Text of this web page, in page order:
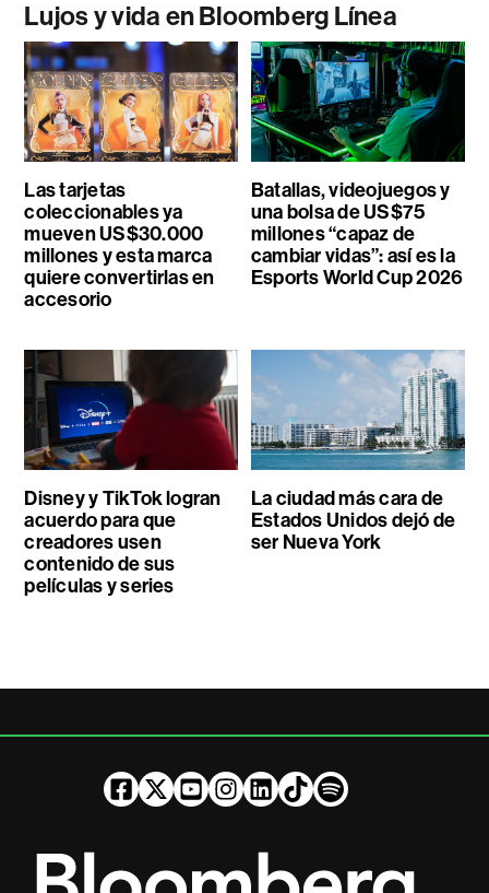
Lujos y vida en Bloomberg Línea
Las tarjetas
coleccionables ya
mueven US$30.000
millones y esta marca
quiere convertirlas en
accesorio
Batallas, videojuegos y
una bolsa de US$75
millones “capaz de
cambiar vidas”: así es la
Esports World Cup 2026
Disney y TikTok logran
acuerdo para que
creadores usen
contenido de sus
películas y series
La ciudad más cara de
Estados Unidos dejó de
ser Nueva York